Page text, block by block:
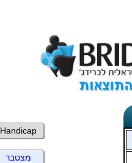
Handicap
מצטבר